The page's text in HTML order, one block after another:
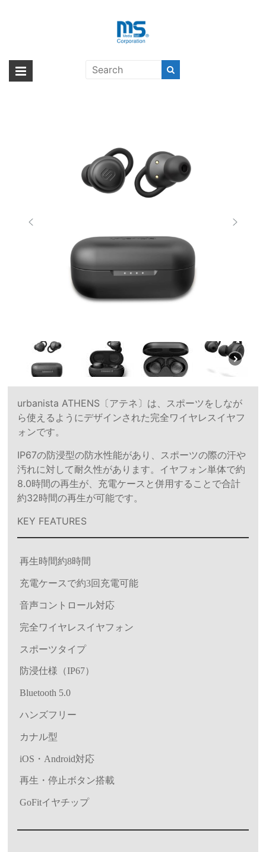
海外輸入ブランド商品｜株式会社
海外事業部が取り揃えている海外輸入商品には、日本では珍しい「海外ブ
ランド」をはじめ「ユニークな商品」「機能的な商品」「コストパフォー
タ アテネ〕
urbanista ATHENS〔アテネ〕は、スポーツをしなが
ら使えるようにデザインされた完全ワイヤレスイヤフ
ォンです。
IP67の防浸型の防水性能があり、スポーツの際の汗や
汚れに対して耐久性があります。イヤフォン単体で約
8.0時間の再生が、充電ケースと併用することで合計
約32時間の再生が可能です。
KEY FEATURES
再生時間約8時間
充電ケースで約3回充電可能
音声コントロール対応
完全ワイヤレスイヤフォン
スポーツタイプ
防浸仕様（IP67）
Bluetooth 5.0
ハンズフリー
カナル型
iOS・Android対応
再生・停止ボタン搭載
GoFitイヤチップ